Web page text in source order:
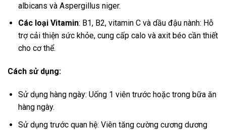
albicans và Aspergillus niger.
Các loại Vitamin: B1, B2, vitamin C và dầu đậu nành: Hỗ
trợ cải thiện sức khỏe, cung cấp calo và axit béo cần thiết
cho cơ thể.
Cách sử dụng:
Sử dụng hàng ngày: Uống 1 viên trước hoặc trong bữa ăn
hàng ngày.
Sử dụng trước quan hệ: Viên tăng cường cương dương